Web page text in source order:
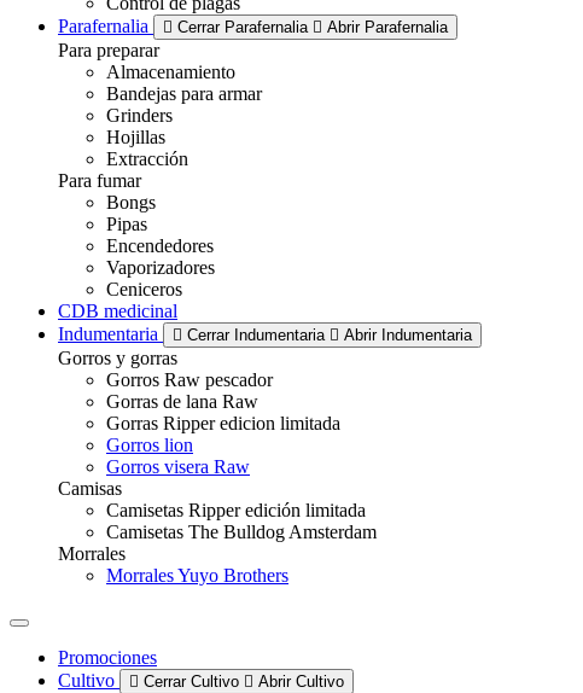
Parafernalia
Cerrar Parafernalia Abrir Parafernalia
Para preparar
Almacenamiento
Bandejas para armar
Grinders
Hojillas
Extracción
Para fumar
Bongs
Pipas
Encendedores
Vaporizadores
Ceniceros
CDB medicinal
Indumentaria
Cerrar Indumentaria Abrir Indumentaria
Gorros y gorras
Gorros Raw pescador
Gorras de lana Raw
Gorras Ripper edicion limitada
Gorros lion
Gorros visera Raw
Camisas
Camisetas Ripper edición limitada
Camisetas The Bulldog Amsterdam
Morrales
Morrales Yuyo Brothers
Promociones
Cultivo
Cerrar Cultivo Abrir Cultivo